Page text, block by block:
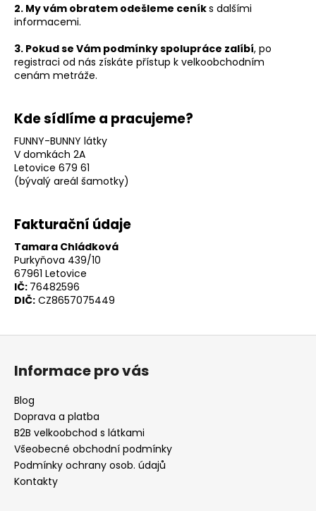
2. My vám obratem odešleme ceníks dalšími
informacemi.
3. Pokud se Vám podmínky spolupráce zalíbí, po
registraci od nás získáte přístup k velkoobchodním
cenám metráže.
Kde sídlíme a pracujeme?
FUNNY-BUNNY látky
V domkách 2A
Letovice 679 61
(bývalý areál šamotky)
Fakturační údaje
Tamara Chládková
Purkyňova 439/10
67961 Letovice
IČ: 76482596
DIČ: CZ8657075449
Z
Informace pro vás
Blog
Doprava a platba
B2B velkoobchod s látkami
Všeobecné obchodní podmínky
Podmínky ochrany osob. údajů
Kontakty